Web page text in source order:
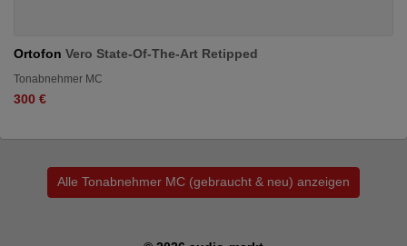
Ortofon Vero State-Of-The-Art Retipped
Tonabnehmer MC
300 €
Alle Tonabnehmer MC (gebraucht & neu) anzeigen